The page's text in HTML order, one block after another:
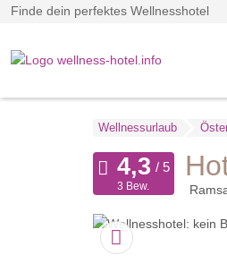
Finde dein perfektes Wellnesshotel
Wellnessurlaub
3 Bew.